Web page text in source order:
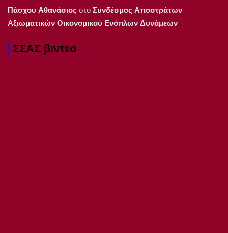
Πάσχου Αθανάσιος στοΣυνδέσμος Αποστράτων
Αξιωματικών Οικονομικού Ενόπλων Δυνάμεων
ΣΣΑΣ βιντεο